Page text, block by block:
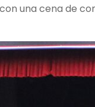
una cena de